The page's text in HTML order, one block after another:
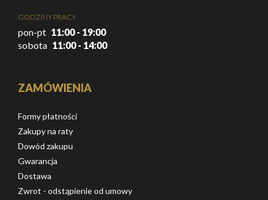
GODZINY PRACY
pon-pt 11:00 - 19:00
sobota 11:00 - 14:00
ZAMÓWIENIA
Formy płatności
Zakupy na raty
Dowód zakupu
Gwarancja
Dostawa
Zwrot - odstąpienie od umowy